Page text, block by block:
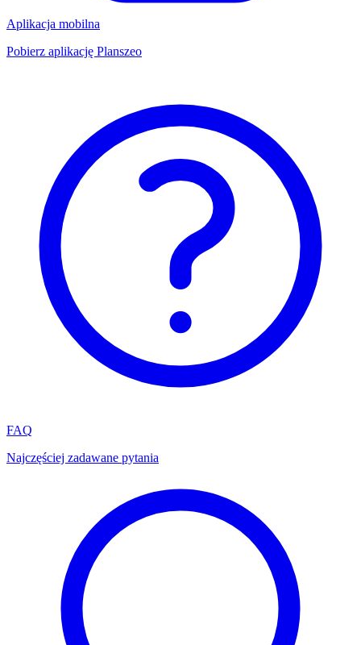
Aplikacja mobilna
Pobierz aplikację Planszeo
FAQ
Najczęściej zadawane pytania